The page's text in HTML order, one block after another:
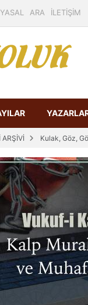
YASAL ARA İLETİŞİM
ARŞİVİ Kulak, Göz,